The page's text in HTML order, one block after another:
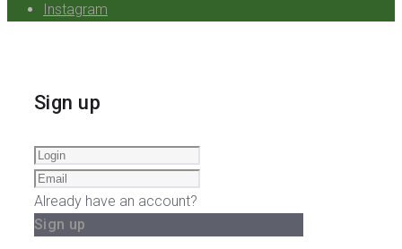
Instagram
Sign up
Already have an account?
Sign up